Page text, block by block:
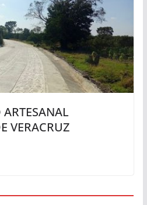
VERACRUZ